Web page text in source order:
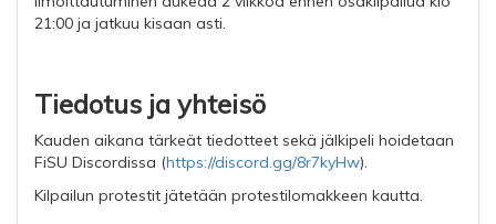
21:00 ja jatkuu kisaan asti.
Tiedotus ja yhteisö
Kauden aikana tärkeät tiedotteet sekä jälkipeli hoidetaan
FiSU Discordissa (https://discord.gg/8r7kyHw).
Kilpailun protestit jätetään protestilomakkeen kautta.